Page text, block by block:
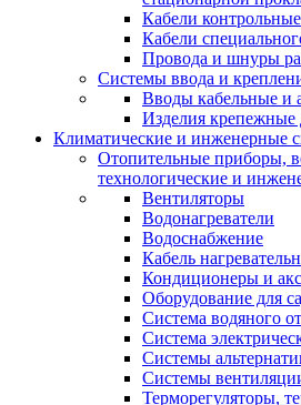
Кабели контрольные
Кабели
Провода и шнуры
Системы ввода и
Вводы кабельные и
Изделия крепежные
Климатические и инженерные
Отопительные приборы,
технологические и
Вентиляторы
Водонагреватели
Водоснабжение
Кабель
Кондиционеры и
Оборудование для
Система водяного
Система
Системы
Системы
Терморегуляторы,